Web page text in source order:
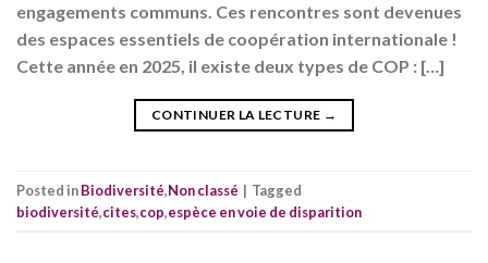
engagements communs. Ces rencontres sont devenues
des espaces essentiels de coopération internationale !
Cette année en 2025, il existe deux types de COP : […]
CONTINUER LA LECTURE →
Posted inBiodiversité,Non classé | Tagged
biodiversité,cites,cop,espèce en voie de disparition